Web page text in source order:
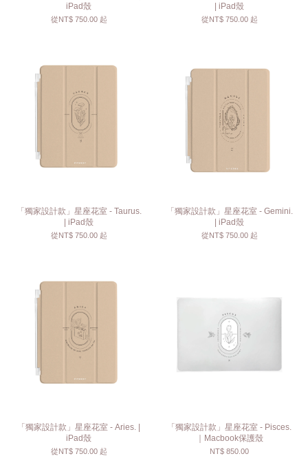
iPad殼
從NT$ 750.00 起
| iPad殼
從NT$ 750.00 起
「獨家設計款」星座花室 - Taurus.
| iPad殼
從NT$ 750.00 起
「獨家設計款」星座花室 - Gemini.
| iPad殼
從NT$ 750.00 起
「獨家設計款」星座花室 - Aries. |
iPad殼
從NT$ 750.00 起
「獨家設計款」星座花室 - Pisces.
｜Macbook保護殼
NT$ 850.00